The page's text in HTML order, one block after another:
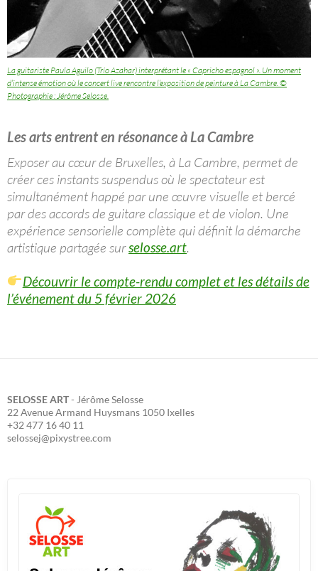
La guitariste Paula Aguilo (Trío Azahar) interprétant le « Capricho espagnol ». Un moment
d’intense émotion où le concert live rencontre l’exposition de peinture à La Cambre. ©
Photographie : Jérôme Selosse.
Les arts entrent en résonance à La Cambre
Exposer au cœur de Bruxelles, à La Cambre, permet de
créer ces instants suspendus où le spectateur est
simultanément happé par une œuvre visuelle et bercé
par des accords de guitare classique et de violon. Une
expérience sensorielle complète qui définit la démarche
artistique partagée surselosse.art.
Découvrir le compte-rendu complet et les détails de
l’événement du 5 février 2026
SELOSSE ART- Jérôme Selosse
22 Avenue Armand Huysmans 1050 Ixelles
+32 477 16 40 11
selossej@pixystree.com